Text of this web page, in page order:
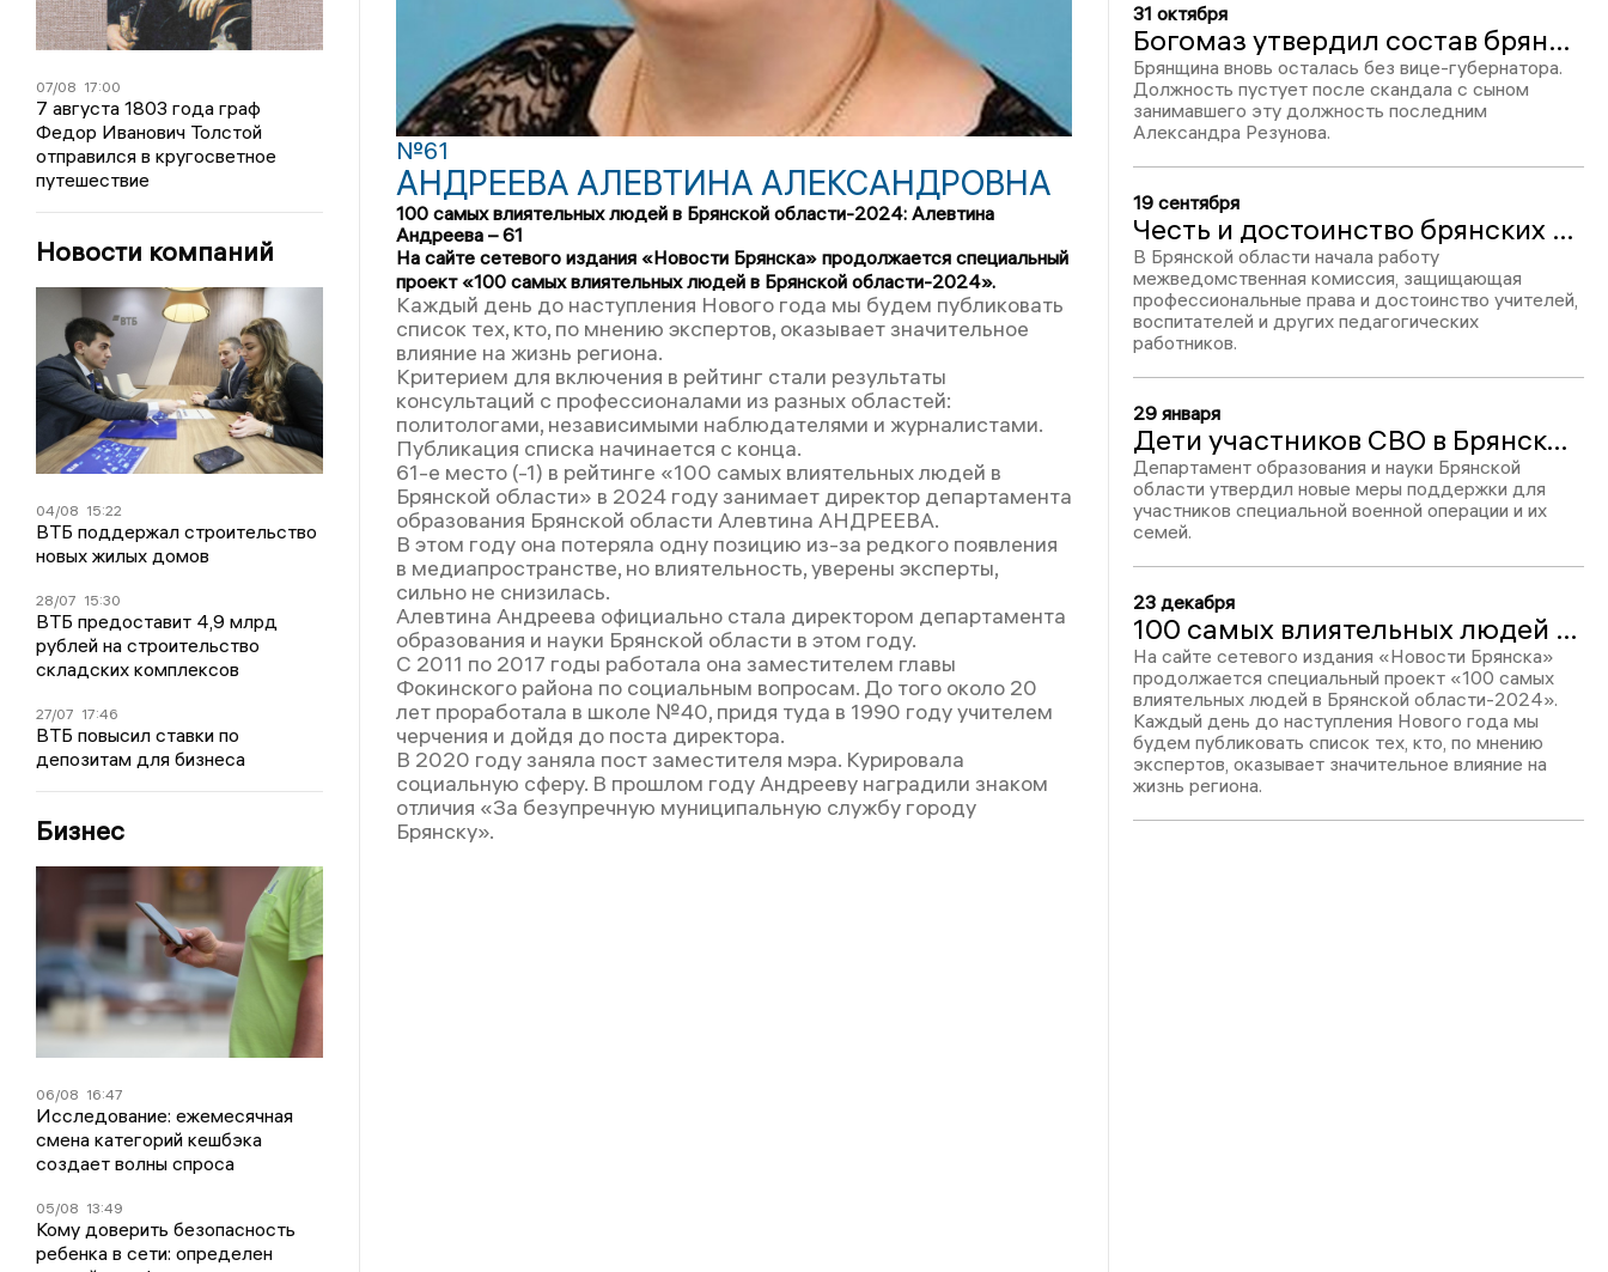
07/08 17:00
7 августа 1803 года граф
Федор Иванович Толстой
отправился в кругосветное
путешествие
Новости компаний
04/08 15:22
ВТБ поддержал строительство
новых жилых домов
28/07 15:30
ВТБ предоставит 4,9 млрд
рублей на строительство
складских комплексов
27/07 17:46
ВТБ повысил ставки по
депозитам для бизнеса
Бизнес
06/08 16:47
Исследование: ежемесячная
смена категорий кешбэка
создает волны спроса
05/08 13:49
Кому доверить безопасность
ребенка в сети: определен
№61
АНДРЕЕВА АЛЕВТИНА АЛЕКСАНДРОВНА
100 самых влиятельных людей в Брянской области-2024: Алевтина
Андреева – 61
На сайте сетевого издания «Новости Брянска» продолжается специальный
проект «100 самых влиятельных людей в Брянской области-2024».
Каждый день до наступления Нового года мы будем публиковать
список тех, кто, по мнению экспертов, оказывает значительное
влияние на жизнь региона.
Критерием для включения в рейтинг стали результаты
консультаций с профессионалами из разных областей:
политологами, независимыми наблюдателями и журналистами.
Публикация списка начинается с конца.
61-е место (-1) в рейтинге «100 самых влиятельных людей в
Брянской области» в 2024 году занимает директор департамента
образования Брянской области Алевтина АНДРЕЕВА.
В этом году она потеряла одну позицию из-за редкого появления
в медиапространстве, но влиятельность, уверены эксперты,
сильно не снизилась.
Алевтина Андреева официально стала директором департамента
образования и науки Брянской области в этом году.
С 2011 по 2017 годы работала она заместителем главы
Фокинского района по социальным вопросам. До того около 20
лет проработала в школе №40, придя туда в 1990 году учителем
черчения и дойдя до поста директора.
В 2020 году заняла пост заместителя мэра. Курировала
социальную сферу. В прошлом году Андрееву наградили знаком
отличия «За безупречную муниципальную службу городу
Брянску».
31 октября
Богомаз утвердил состав брянского правительства
Брянщина вновь осталась без вице-губернатора.
Должность пустует после скандала с сыном
занимавшего эту должность последним
Александра Резунова.
19 сентября
Честь и достоинство брянских учителей защитит спецкомиссия
В Брянской области начала работу
межведомственная комиссия, защищающая
профессиональные права и достоинство учителей,
воспитателей и других педагогических
работников.
29 января
Дети участников СВО в Брянской области получат льготы в школах и детсадах
Департамент образования и науки Брянской
области утвердил новые меры поддержки для
участников специальной военной операции и их
семей.
23 декабря
100 самых влиятельных людей в Брянской области-2024: Алевтина Андреева – 61
На сайте сетевого издания «Новости Брянска»
продолжается специальный проект «100 самых
влиятельных людей в Брянской области-2024».
Каждый день до наступления Нового года мы
будем публиковать список тех, кто, по мнению
экспертов, оказывает значительное влияние на
жизнь региона.